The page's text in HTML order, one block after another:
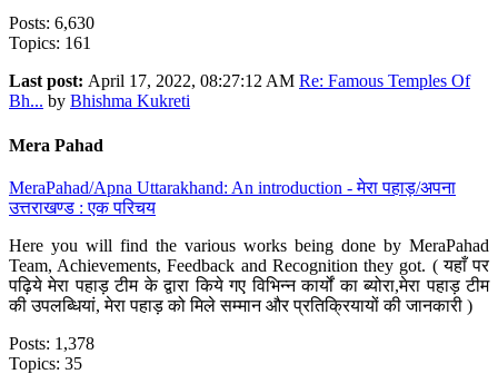
Posts: 6,630
Topics: 161
Last post: April 17, 2022, 08:27:12 AM Re: Famous Temples Of
Bh... by Bhishma Kukreti
Mera Pahad
MeraPahad/Apna Uttarakhand: An introduction - मेरा पहाड़/अपना
उत्तराखण्ड : एक परिचय
Here you will find the various works being done by MeraPahad
Team, Achievements, Feedback and Recognition they got. ( यहाँ पर
पढ़िये मेरा पहाड़ टीम के द्वारा किये गए विभिन्न कार्यों का ब्योरा,मेरा पहाड़ टीम
की उपलब्धियां, मेरा पहाड़ को मिले सम्मान और प्रतिक्रियायों की जानकारी )
Posts: 1,378
Topics: 35